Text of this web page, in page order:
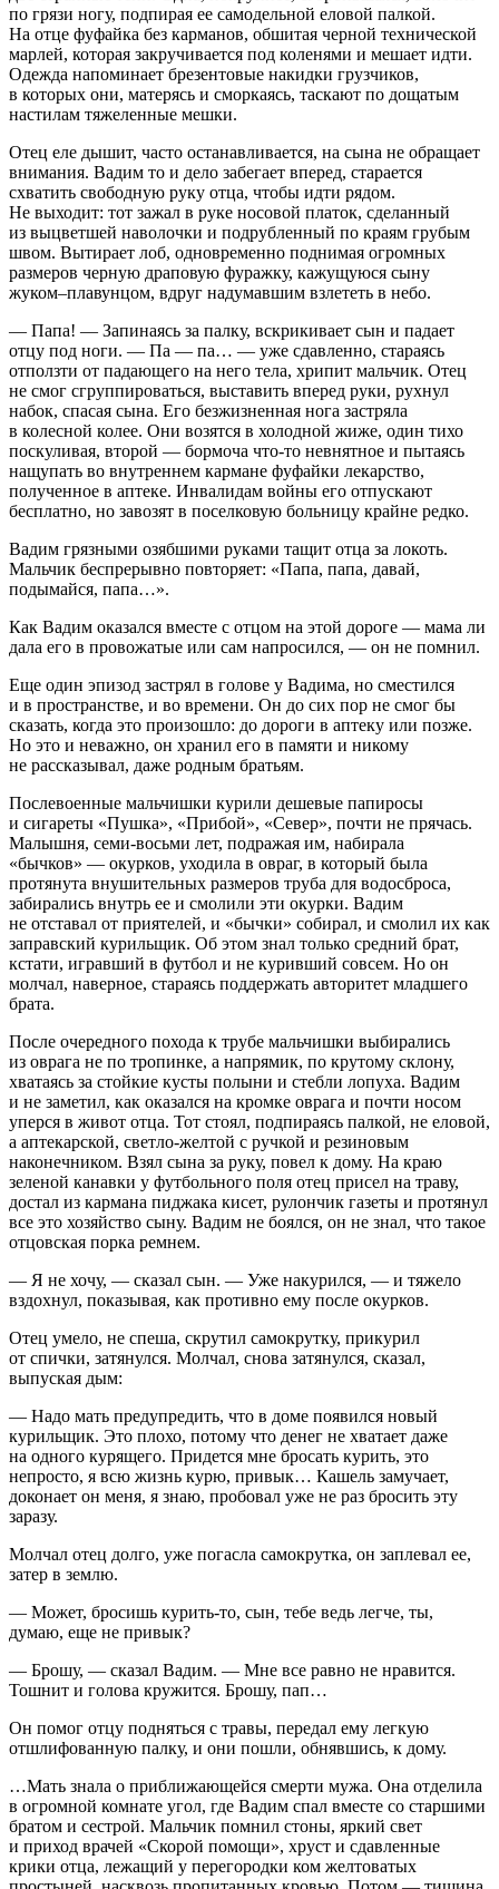
по грязи ногу, подпирая ее самодельной еловой палкой.
На отце фуфайка без карманов, обшитая черной технической
марлей, которая закручивается под коленями и мешает идти.
Одежда напоминает брезентовые накидки грузчиков,
в которых они, матерясь и сморкаясь, таскают по дощатым
настилам тяжеленные мешки.
Отец еле дышит, часто останавливается, на сына не обращает
внимания. Вадим то и дело забегает вперед, старается
схватить свободную руку отца, чтобы идти рядом.
Не выходит: тот зажал в руке носовой платок, сделанный
из выцветшей наволочки и подрубленный по краям грубым
швом. Вытирает лоб, одновременно поднимая огромных
размеров черную драповую фуражку, кажущуюся сыну
жуком–плавунцом, вдруг надумавшим взлететь в небо.
— Папа! — Запинаясь за палку, вскрикивает сын и падает
отцу под ноги. — Па — па… — уже сдавленно, стараясь
отползти от падающего на него тела, хрипит мальчик. Отец
не смог сгруппироваться, выставить вперед руки, рухнул
набок, спасая сына. Его безжизненная нога застряла
в колесной колее. Они возятся в холодной жиже, один тихо
поскуливая, второй — бормоча что-то невнятное и пытаясь
нащупать во внутреннем кармане фуфайки лекарство,
полученное в аптеке. Инвалидам войны его отпускают
бесплатно, но завозят в поселковую больницу крайне редко.
Вадим грязными озябшими руками тащит отца за локоть.
Мальчик беспрерывно повторяет: «Папа, папа, давай,
подымайся, папа…».
Как Вадим оказался вместе с отцом на этой дороге — мама ли
дала его в провожатые или сам напросился, — он не помнил.
Еще один эпизод застрял в голове у Вадима, но сместился
и в пространстве, и во времени. Он до сих пор не смог бы
сказать, когда это произошло: до дороги в аптеку или позже.
Но это и неважно, он хранил его в памяти и никому
не рассказывал, даже родным братьям.
Послевоенные мальчишки курили дешевые папиросы
и сигареты «Пушка», «Прибой», «Север», почти не прячась.
Малышня, семи-восьми лет, подражая им, набирала
«бычков» — окурков, уходила в овраг, в который была
протянута внушительных размеров труба для водосброса,
забирались внутрь ее и смолили эти окурки. Вадим
не отставал от приятелей, и «бычки» собирал, и смолил их как
заправский курильщик. Об этом знал только средний брат,
кстати, игравший в футбол и не куривший совсем. Но он
молчал, наверное, стараясь поддержать авторитет младшего
брата.
После очередного похода к трубе мальчишки выбирались
из оврага не по тропинке, а напрямик, по крутому склону,
хватаясь за стойкие кусты полыни и стебли лопуха. Вадим
и не заметил, как оказался на кромке оврага и почти носом
уперся в живот отца. Тот стоял, подпираясь палкой, не еловой,
а аптекарской, светло-желтой с ручкой и резиновым
наконечником. Взял сына за руку, повел к дому. На краю
зеленой канавки у футбольного поля отец присел на траву,
достал из кармана пиджака кисет, рулончик газеты и протянул
все это хозяйство сыну. Вадим не боялся, он не знал, что такое
отцовская порка ремнем.
— Я не хочу, — сказал сын. — Уже накурился, — и тяжело
вздохнул, показывая, как противно ему после окурков.
Отец умело, не спеша, скрутил самокрутку, прикурил
от спички, затянулся. Молчал, снова затянулся, сказал,
выпуская дым:
— Надо мать предупредить, что в доме появился новый
курильщик. Это плохо, потому что денег не хватает даже
на одного курящего. Придется мне бросать курить, это
непросто, я всю жизнь курю, привык… Кашель замучает,
доконает он меня, я знаю, пробовал уже не раз бросить эту
заразу.
Молчал отец долго, уже погасла самокрутка, он заплевал ее,
затер в землю.
— Может, бросишь курить-то, сын, тебе ведь легче, ты,
думаю, еще не привык?
— Брошу, — сказал Вадим. — Мне все равно не нравится.
Тошнит и голова кружится. Брошу, пап…
Он помог отцу подняться с травы, передал ему легкую
отшлифованную палку, и они пошли, обнявшись, к дому.
…Мать знала о приближающейся смерти мужа. Она отделила
в огромной комнате угол, где Вадим спал вместе со старшими
братом и сестрой. Мальчик помнил стоны, яркий свет
и приход врачей «Скорой помощи», хруст и сдавленные
крики отца, лежащий у перегородки ком желтоватых